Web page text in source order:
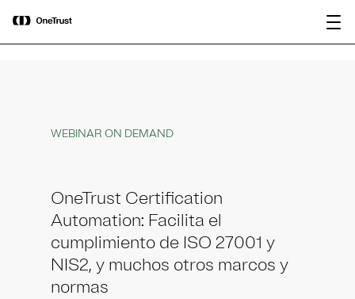
OneTrust nombrada Visionaria en el
Magic Quadrant™ de Gartner® 2026
para plataformas de gobernanza de IA.
WEBINAR ON DEMAND
OneTrust Certification
Automation: Facilita el
cumplimiento de ISO 27001 y
NIS2, y muchos otros marcos y
normas